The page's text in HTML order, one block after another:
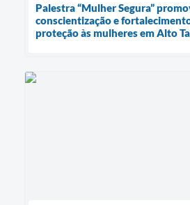
Palestra “Mulher Segura”
conscientização e
proteção às mulheres em Alto